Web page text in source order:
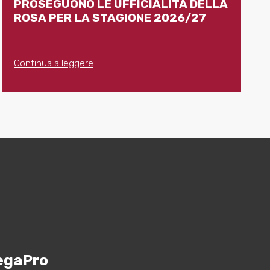
PROSEGUONO LE UFFICIALITÀ DELLA
ROSA PER LA STAGIONE 2026/27
Continua a leggere